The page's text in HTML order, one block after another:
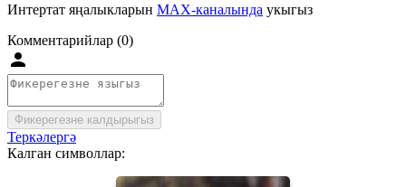
Интертат яңалыкларын MAX-каналында укыгыз
Комментарийлар (0)
Фикерегезне калдырыгыз
Теркәлергә
Калган символлар: